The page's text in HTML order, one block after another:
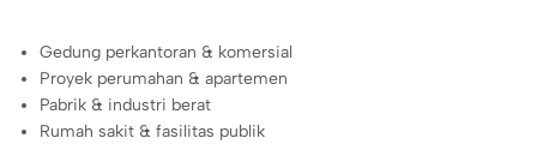
Gedung perkantoran & komersial
Proyek perumahan & apartemen
Pabrik & industri berat
Rumah sakit & fasilitas publik